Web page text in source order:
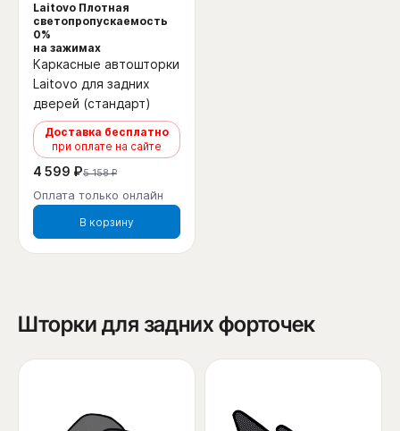
Laitovo Плотная
светопропускаемость
0%
на зажимах
Каркасные автошторки
Laitovo для задних
дверей (стандарт)
Доставка бесплатно
при оплате на сайте
4 599 ₽5 158 ₽
Оплата только онлайн
В корзину
Шторки для задних форточек